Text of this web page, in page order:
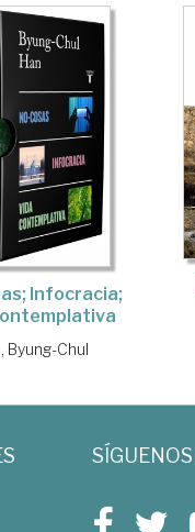
Infocracia;
Byung-Chul